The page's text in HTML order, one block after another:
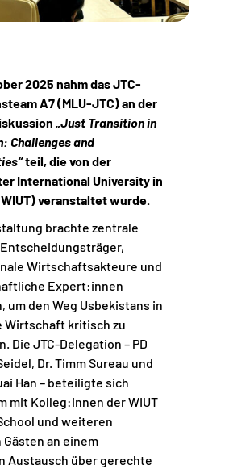
2025 nahm das JTC-
A7 (MLU-JTC) an der
„Just Transition in
Challenges and
teil, die von der
International University in
veranstaltet wurde.
brachte zentrale
Wirtschaftsakteure und
Expert:innen
um den Weg Usbekistans in
Wirtschaft kritisch zu
Die JTC-Delegation – PD
Dr. Timm Sureau und
Han – beteiligte sich
mit Kolleg:innen der WIUT
und weiteren
an einem
Austausch über gerechte